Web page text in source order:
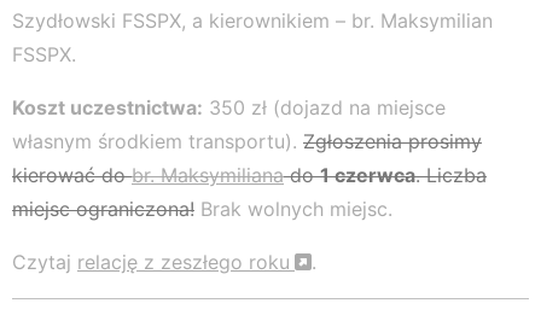
Szydłowski FSSPX, a kierownikiem – br. Maksymilian
FSSPX.
Koszt uczestnictwa: 350 zł (dojazd na miejsce
własnym środkiem transportu). Zgłoszenia prosimy
kierować dobr. Maksymilianado1 czerwca. Liczba
miejsc ograniczona! Brak wolnych miejsc.
Czytaj relację z zeszłego roku .